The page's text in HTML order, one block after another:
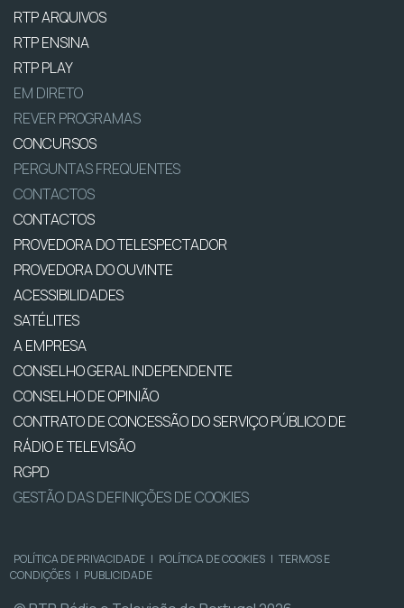
RTP ARQUIVOS
RTP ENSINA
RTP PLAY
EM DIRETO
REVER PROGRAMAS
CONCURSOS
PERGUNTAS FREQUENTES
CONTACTOS
CONTACTOS
PROVEDORA DO TELESPECTADOR
PROVEDORA DO OUVINTE
ACESSIBILIDADES
SATÉLITES
A EMPRESA
CONSELHO GERAL INDEPENDENTE
CONSELHO DE OPINIÃO
CONTRATO DE CONCESSÃO DO SERVIÇO PÚBLICO DE
RÁDIO E TELEVISÃO
RGPD
GESTÃO DAS DEFINIÇÕES DE COOKIES
POLÍTICA DE PRIVACIDADE | POLÍTICA DE COOKIES | TERMOS E
CONDIÇÕES | PUBLICIDADE